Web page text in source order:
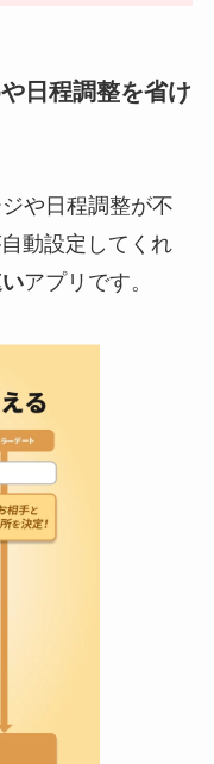
日程調整を省け
や日程調整が不
動設定してくれ
アプリです。